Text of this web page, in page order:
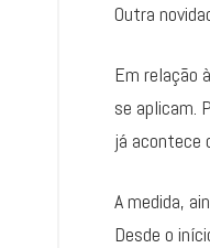
Outra
Em relação
se aplicam.
já acontece
A medida,
Desde o